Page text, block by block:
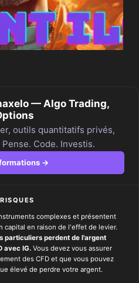
— Algo Trading,
outils quantitatifs privés,
Code. Investis.
→
complexes et présentent
capital en raison de l'effet de levier.
particuliers perdent de l'argent
avec IG. Vous devez vous assurer
des CFD et que vous pouvez
élevé de perdre votre argent.